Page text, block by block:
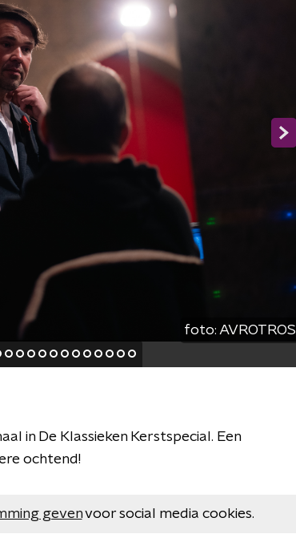
foto: AVROTROS
in De Klassieken Kerstspecial. Een
ochtend!
gevenvoor social media cookies.